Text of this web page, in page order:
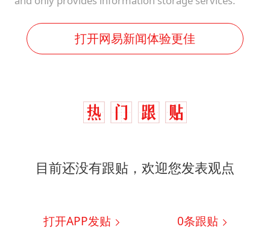
打开网易新闻体验更佳
目前还没有跟贴，欢迎您发表观点
打开APP发贴 0条跟贴